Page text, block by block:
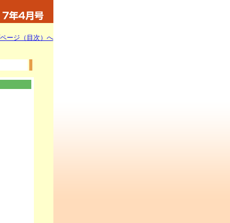
ージ（目次）へ